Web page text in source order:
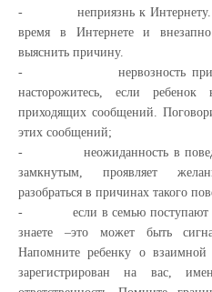
-
неприязнь к
время в Интернете и внезапно
выяснить причину.
-
нервозность
насторожитесь, если ребенок
приходящих сообщений.
этих сообщений;
-
неожиданность в
замкнутым, проявляет
разобраться в причинах такого
-
если в семью
знаете –это может быть
Напомните ребенку о взаимной
зарегистрирован на вас,